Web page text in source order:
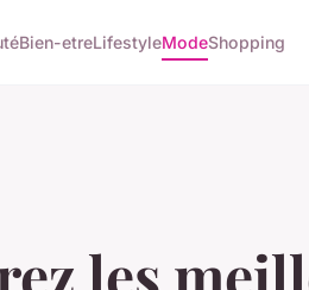
Bien-etreLifestyleModeShopping
les